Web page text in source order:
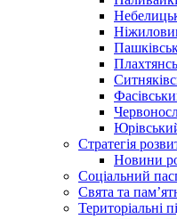
Стратегія
Новини
Соціальний
Свята та
Територіальні